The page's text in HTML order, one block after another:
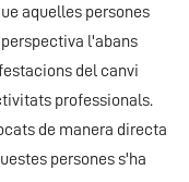
aquelles persones
l'abans
del canvi
professionals.
de manera directa
persones s'ha